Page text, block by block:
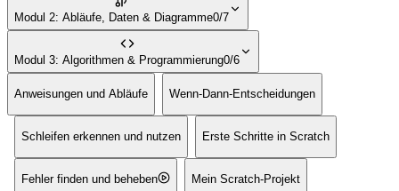
Modul 2: Abläufe, Daten & Diagramme0/7
Modul 3: Algorithmen & Programmierung0/6
Anweisungen und Abläufe Wenn-Dann-Entscheidungen
Schleifen erkennen und nutzen Erste Schritte in Scratch
Fehler finden und beheben Mein Scratch-Projekt